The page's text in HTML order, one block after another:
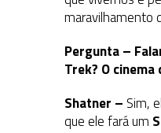
maravilhamento
Pergunta –
Trek? O
Shatner – Sim,
que ele fará um